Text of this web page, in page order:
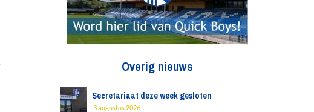
Overig nieuws
Secretariaat deze week gesloten
3 augustus 2026